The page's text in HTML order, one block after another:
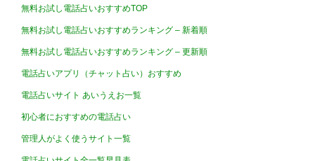
無料お試し電話占いおすすめTOP
無料お試し電話占いおすすめランキング – 新着順
無料お試し電話占いおすすめランキング – 更新順
電話占いアプリ（チャット占い）おすすめ
電話占いサイト あいうえお一覧
初心者におすすめの電話占い
管理人がよく使うサイト一覧